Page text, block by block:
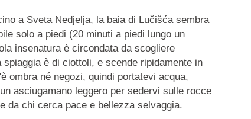
a Sveta Nedjelja, la baia di Lučišća sembra
solo a piedi (20 minuti a piedi lungo un
insenatura è circondata da scogliere
è di ciottoli, e scende ripidamente in
ombra né negozi, quindi portatevi acqua,
asciugamano leggero per sedervi sulle rocce
da chi cerca pace e bellezza selvaggia.